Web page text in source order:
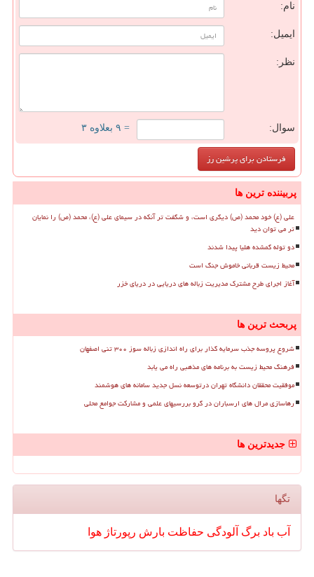
نام:
ایمیل:
نظر:
سوال: = ۹ بعلاوه ۳
پربیننده ترین ها
علی (ع) خود محمد (ص) دیگری است، و شگفت تر آنکه در سیمای علی (ع)، محمد (ص) را نمایان
تر می توان دید
دو توله گمشده هلیا پیدا شدند
محیط زیست قربانی خاموش جنگ است
آغاز اجرای طرح مشترک مدیریت زباله های دریایی در دریای خزر
پربحث ترین ها
شروع پروسه جذب سرمایه گذار برای راه اندازی زباله سوز ۳۰۰ تنی اصفهان
فرهنگ محیط زیست به برنامه های مذهبی راه می یابد
موفقیت محققان دانشگاه تهران درتوسعه نسل جدید سامانه های هوشمند
رهاسازی مرال های ارسباران در گرو بررسیهای علمی و مشارکت جوامع محلی
جدیدترین ها
تگها
آب باد برگ آلودگی حفاظت بارش رپورتاژ هوا